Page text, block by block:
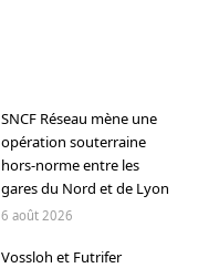
SNCF Réseau mène une
opération souterraine
hors-norme entre les
gares du Nord et de Lyon
6 août 2026
Vossloh et Futrifer